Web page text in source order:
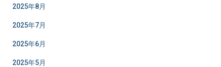
2025年8月
2025年7月
2025年6月
2025年5月